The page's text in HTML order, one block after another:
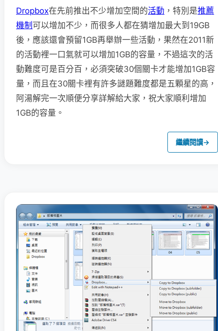
Dropbox在先前推出不少增加空間的活動 ，特別是推薦
機制 可以增加不少，而很多人都在猜增加最大到19GB
後，應該還會預留1GB再舉辦一些活動，果然在2011新
的活動裡一口氣就可以增加1GB的容量，不過這次的活
動難度可是百分百，必須突破30個關卡才能增加1GB容
量，而且在30關卡裡有許多謎題難度都是五顆星的高，
阿湯解完一次順便分享詳解給大家，祝大家順利增加
1GB的容量。
繼續閱讀→